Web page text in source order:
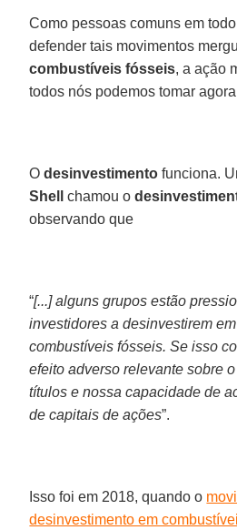
Como pessoas comuns em
defender tais movimentos
combustíveis fósseis, a ação
todos nós podemos tomar
Odesinvestimento funciona.
Shell
chamou o
observando que
“[...] alguns grupos estão
investidores a desinvestirem
combustíveis fósseis. Se isso
efeito adverso relevante sobre
títulos e nossa capacidade de
de capitais de ações”.
Isso foi em 2018, quando o
desinvestimento em